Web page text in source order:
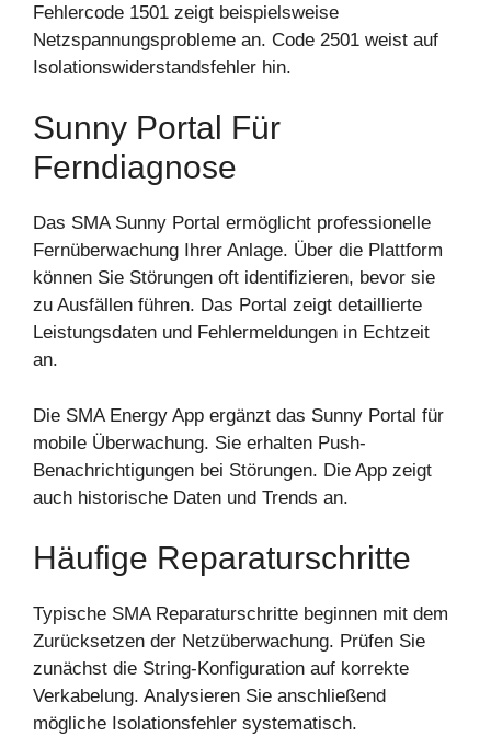
Fehlercode 1501 zeigt beispielsweise
Netzspannungsprobleme an. Code 2501 weist auf
Isolationswiderstandsfehler hin.
Sunny Portal Für
Ferndiagnose
Das SMA Sunny Portal ermöglicht professionelle
Fernüberwachung Ihrer Anlage. Über die Plattform
können Sie Störungen oft identifizieren, bevor sie
zu Ausfällen führen. Das Portal zeigt detaillierte
Leistungsdaten und Fehlermeldungen in Echtzeit
an.
Die SMA Energy App ergänzt das Sunny Portal für
mobile Überwachung. Sie erhalten Push-
Benachrichtigungen bei Störungen. Die App zeigt
auch historische Daten und Trends an.
Häufige Reparaturschritte
Typische SMA Reparaturschritte beginnen mit dem
Zurücksetzen der Netzüberwachung. Prüfen Sie
zunächst die String-Konfiguration auf korrekte
Verkabelung. Analysieren Sie anschließend
mögliche Isolationsfehler systematisch.